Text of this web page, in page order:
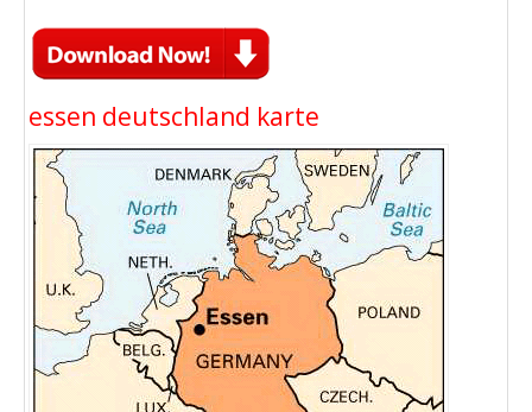
essen deutschland karte